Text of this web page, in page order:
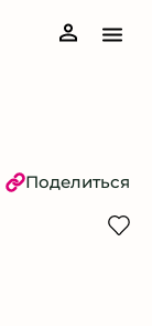
Поделиться